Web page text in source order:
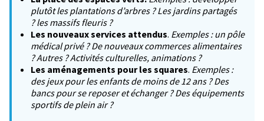
plutôt les plantations d’arbres ? Les jardins partagés
? les massifs fleuris ?
Les nouveaux services attendus. Exemples : un pôle
médical privé ? De nouveaux commerces alimentaires
? Autres ? Activités culturelles, animations ?
Les aménagements pour les squares. Exemples :
des jeux pour les enfants de moins de 12 ans ? Des
bancs pour se reposer et échanger ? Des équipements
sportifs de plein air ?